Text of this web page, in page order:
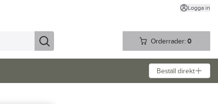
Logga in
Orderrader: 0
Beställ direkt